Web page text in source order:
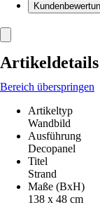
Artikeldetails
Bereich überspringen
Artikeltyp
Wandbild
Ausführung
Decopanel
Titel
Strand
Maße (BxH)
138 x 48 cm